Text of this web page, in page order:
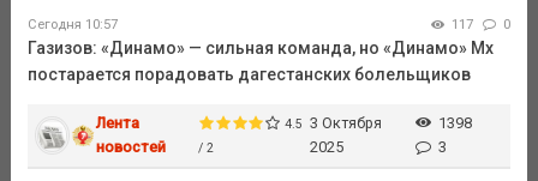
Сегодня 10:57 117 0
Газизов: «Динамо» — сильная команда, но «Динамо» Мх
постарается порадовать дагестанских болельщиков
Лента
новостей
4.5
/ 2
3 Октября
2025
1398
3